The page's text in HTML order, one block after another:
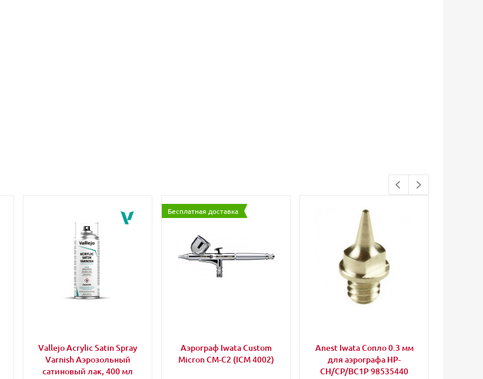
Vallejo Acrylic Satin Spray
Varnish Аэрозольный
сатиновый лак, 400 мл
Бесплатная доставка
Аэрограф Iwata Custom
Micron CM-C2 (ICM 4002)
Anest Iwata Сопло 0.3 мм
для аэрографа HP-
CH/CP/BC1P 98535440